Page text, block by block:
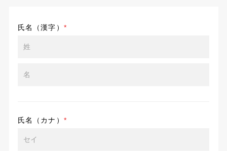
氏名（漢字） *
氏名（カナ） *